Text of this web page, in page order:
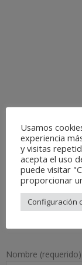
Contacte
Nombre (requerido)
Usamos
experiencia
y visitas
acepta el uso
puede visitar
proporcionar
Configuración